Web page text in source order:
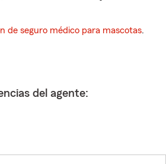
de seguro médico para mascotas.
del agente: